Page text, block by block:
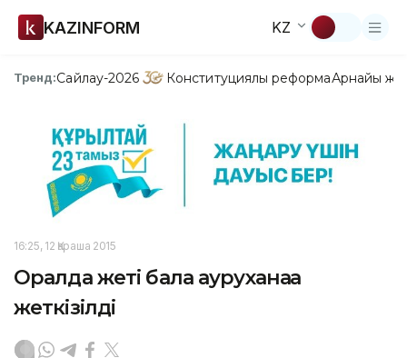
KAZINFORM KZ
Тренд:Сайлау-2026 Конституциялық реформаАрнайы
16:25, 12 Қараша 2015
Оралда жеті бала ауруханаға
жеткізілді